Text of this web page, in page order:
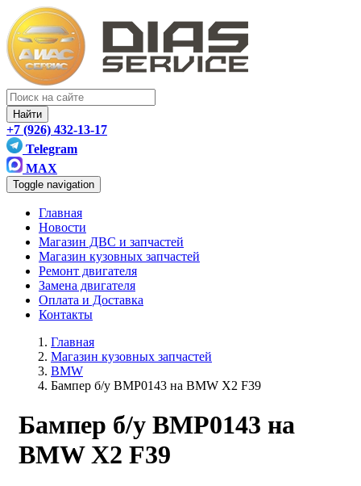
Найти
+7 (926) 432-13-17
Telegram
MAX
Toggle navigation
Главная
Новости
Магазин ДВС и запчастей
Магазин кузовных запчастей
Ремонт двигателя
Замена двигателя
Оплата и Доставка
Контакты
Главная
Магазин кузовных запчастей
BMW
Бампер б/у BMP0143 на BMW X2 F39
Бампер б/у BMP0143 на
BMW X2 F39